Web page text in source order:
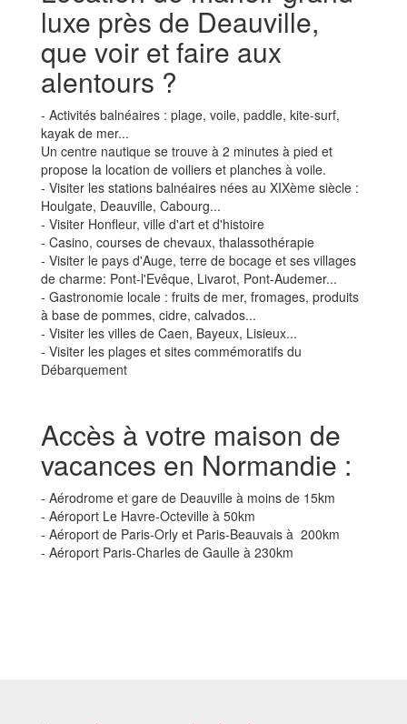
luxe près de Deauville,
que voir et faire aux
alentours ?
- Activités balnéaires : plage, voile, paddle, kite-surf,
kayak de mer...
Un centre nautique se trouve à 2 minutes à pied et
propose la location de voiliers et planches à voile.
- Visiter les stations balnéaires nées au XIXème siècle :
Houlgate, Deauville, Cabourg...
- Visiter Honfleur, ville d'art et d'histoire
- Casino, courses de chevaux, thalassothérapie
- Visiter le pays d'Auge, terre de bocage et ses villages
de charme: Pont-l'Evêque, Livarot, Pont-Audemer...
- Gastronomie locale : fruits de mer, fromages, produits
à base de pommes, cidre, calvados...
- Visiter les villes de Caen, Bayeux, Lisieux...
- Visiter les plages et sites commémoratifs du
Débarquement
Accès à votre maison de
vacances en Normandie :
- Aérodrome et gare de Deauville à moins de 15km
- Aéroport Le Havre-Octeville à 50km
- Aéroport de Paris-Orly et Paris-Beauvais à 200km
- Aéroport Paris-Charles de Gaulle à 230km